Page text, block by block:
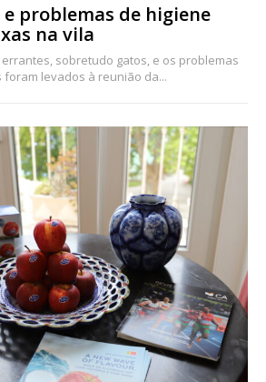
e problemas de higiene
na vila
sobretudo gatos, e os problemas
levados à reunião da...